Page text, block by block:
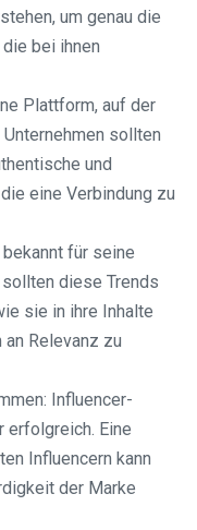
um genau die
bei ihnen
Plattform, auf der
sollten
und
eine Verbindung zu
für seine
diese Trends
sie in ihre Inhalte
Relevanz zu
Influencer-
erfolgreich. Eine
Influencern kann
der Marke